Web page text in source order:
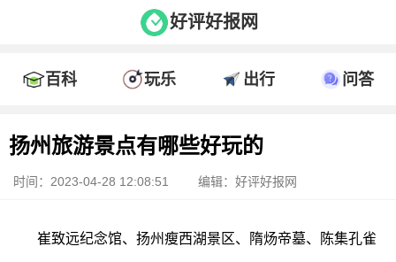
好评好报网
百科 玩乐 出行 问答
扬州旅游景点有哪些好玩的
时间：2023-04-28 12:08:51 编辑：好评好报网
崔致远纪念馆、扬州瘦西湖景区、隋炀帝墓、陈集孔雀